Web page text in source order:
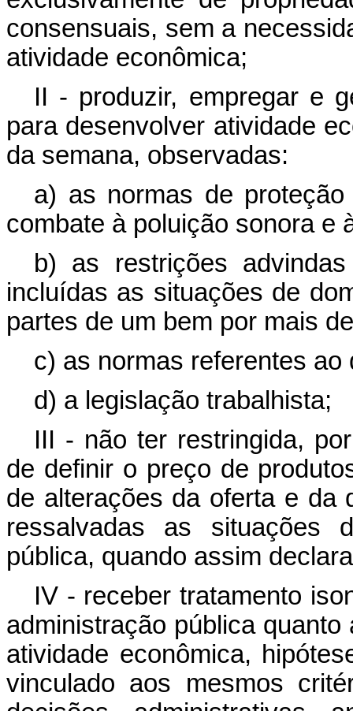
consensuais, sem a
atividade econômica;
II - produzir, empregar e
para desenvolver atividade
da semana, observadas:
a) as normas de
combate à poluição sonora e
b) as restrições
incluídas as situações de
partes de um bem por mais
c) as normas referentes
d) a legislação trabalhista;
III - não ter restringida,
de definir o preço de
de alterações da oferta e da
ressalvadas as situações
pública, quando assim
IV - receber tratamento
administração pública
atividade econômica,
vinculado aos mesmos